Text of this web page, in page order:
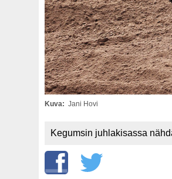
Kuva Jani Hovi
Kegumsin juhlakisassa